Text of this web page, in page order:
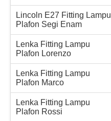
Lincoln E27 Fitting Lampu
Plafon Segi Enam
Lenka Fitting Lampu
Plafon Lorenzo
Lenka Fitting Lampu
Plafon Marco
Lenka Fitting Lampu
Plafon Rossi